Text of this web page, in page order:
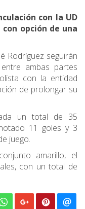
con la UD
opción de una
Rodríguez seguirán
ambas partes
con la entidad
de prolongar su
un total de 35
11 goles y 3
juego.
amarillo, el
con un total de